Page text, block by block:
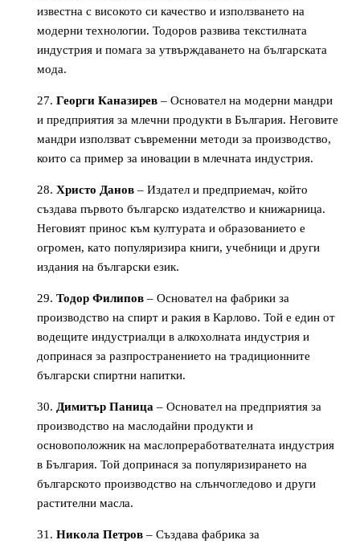
известна с високото си качество и използването на
модерни технологии. Тодоров развива текстилната
индустрия и помага за утвърждаването на българската
мода.
Георги Каназирев – Основател на модерни мандри
и предприятия за млечни продукти в България. Неговите
мандри използват съвременни методи за производство,
които са пример за иновации в млечната индустрия.
Христо Данов – Издател и предприемач, който
създава първото българско издателство и книжарница.
Неговият принос към културата и образованието е
огромен, като популяризира книги, учебници и други
издания на български език.
Тодор Филипов – Основател на фабрики за
производство на спирт и ракия в Карлово. Той е един от
водещите индустриалци в алкохолната индустрия и
допринася за разпространението на традиционните
български спиртни напитки.
Димитър Паница – Основател на предприятия за
производство на маслодайни продукти и
основоположник на маслопреработвателната индустрия
в България. Той допринася за популяризирането на
българското производство на слънчогледово и други
растителни масла.
Никола Петров – Създава фабрика за